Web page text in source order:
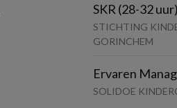
SKR (28-32 uur)
STICHTING
GORINCHEM
Ervaren
SOLIDOE